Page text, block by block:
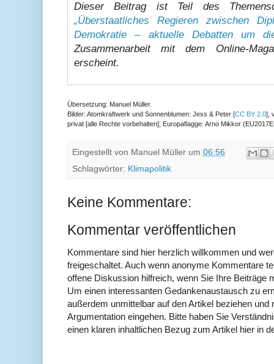
Dieser Beitrag ist Teil des
„Überstaatliches Regieren zwischen
Demokratie – aktuelle Debatten um
Zusammenarbeit mit dem Online-
erscheint.
Übersetzung: Manuel Müller.
Bilder: Atomkraftwerk und Sonnenblumen: Jess & Peter [CC BY 2.0],
privat [alle Rechte vorbehalten]; Europaflagge: Arno Mikkor
Eingestellt von Manuel Müller um 06:56
Schlagwörter: Klimapolitik
Keine Kommentare:
Kommentar veröffentlichen
Kommentare sind hier herzlich willkommen und
freigeschaltet. Auch wenn anonyme Kommentare
offene Diskussion hilfreich, wenn Sie Ihre Beiträge
Um einen interessanten Gedankenaustausch zu
außerdem unmittelbar auf den Artikel beziehen und
Argumentation eingehen. Bitte haben Sie
einen klaren inhaltlichen Bezug zum Artikel hier in